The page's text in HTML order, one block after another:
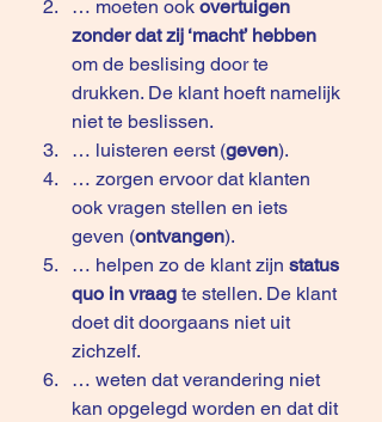
… moeten ook overtuigen
zonder dat zij ‘macht’ hebben
om de beslising door te
drukken. De klant hoeft namelijk
niet te beslissen.
… luisteren eerst (geven).
… zorgen ervoor dat klanten
ook vragen stellen en iets
geven (ontvangen).
… helpen zo de klant zijn status
quo in vraag te stellen. De klant
doet dit doorgaans niet uit
zichzelf.
… weten dat verandering niet
kan opgelegd worden en dat dit